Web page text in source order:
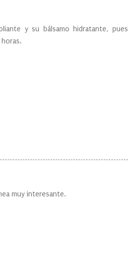
y su bálsamo hidratante, pues
muy interesante.